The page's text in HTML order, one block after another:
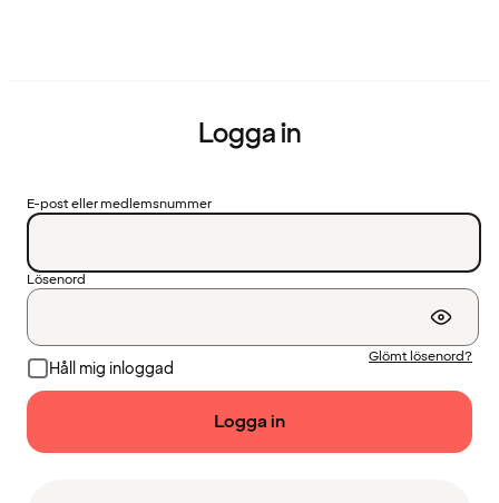
Logga in
E-post eller medlemsnummer
Lösenord
Håll mig inloggad
Glömt lösenord?
Logga in